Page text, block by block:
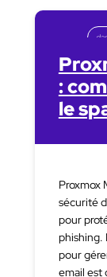
:
le
Proxmox
sécurité
pour
phishing.
pour
email est